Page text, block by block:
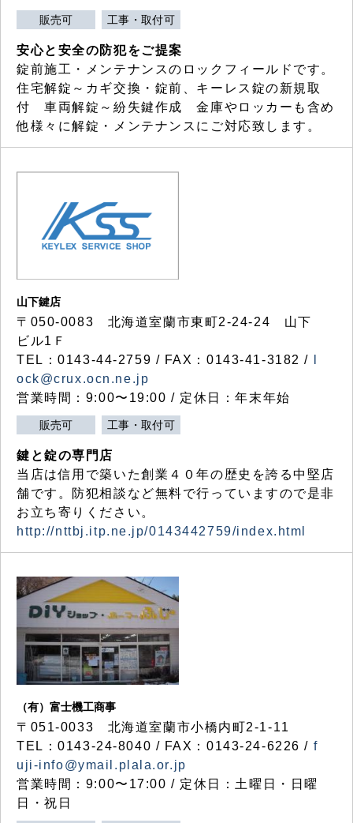
販売可 工事・取付可
安心と安全の防犯をご提案
錠前施工・メンテナンスのロックフィールドです。
住宅解錠～カギ交換・錠前、キーレス錠の新規取
付 車両解錠～紛失鍵作成 金庫やロッカーも含め
他様々に解錠・メンテナンスにご対応致します。
山下鍵店
〒050-0083 北海道室蘭市東町2-24-24 山下
ビル1Ｆ
TEL：0143-44-2759 / FAX：0143-41-3182 /
ock@crux.ocn.ne.jp
営業時間：9:00〜19:00 / 定休日：年末年始
販売可 工事・取付可
鍵と錠の専門店
当店は信用で築いた創業４０年の歴史を誇る中堅店
舗です。防犯相談など無料で行っていますので是非
お立ち寄りください。
http://nttbj.itp.ne.jp/0143442759/index.html
（有）富士機工商事
〒051-0033 北海道室蘭市小橋内町2-1-11
TEL：0143-24-8040 / FAX：0143-24-6226 / f
uji-info@ymail.plala.or.jp
営業時間：9:00〜17:00 / 定休日：土曜日・日曜
日・祝日